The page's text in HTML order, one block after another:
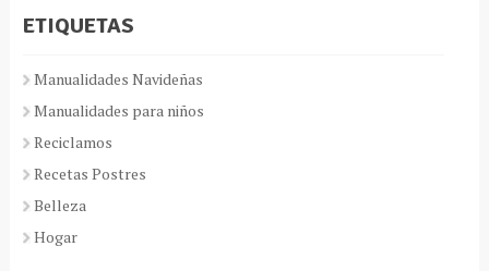
ETIQUETAS
Manualidades Navideñas
Manualidades para niños
Reciclamos
Recetas Postres
Belleza
Hogar